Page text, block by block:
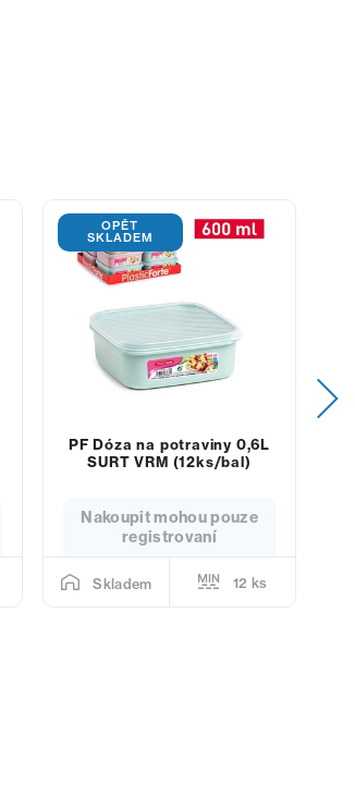
OPĚT
SKLADEM
PF Dóza na potraviny 0,6L
SURT VRM (12ks/bal)
Nakoupit mohou pouze
registrovaní
Skladem 12 ks